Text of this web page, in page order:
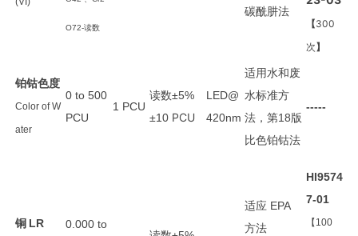
O72-读数
碳酰肼法
【300
次】
铂钴色度
Color of W
ater
0 to 500
PCU
1 PCU
读数±5%
±10 PCU
LED@
420nm
适用水和废
水标准方
法 ， 第18版
比色铂钴法
-----
铜 LR
0.000 to
适应 EPA
方法
HI9574
7-01
【100